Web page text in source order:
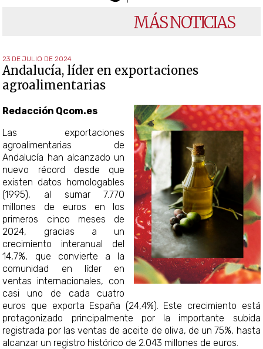
MÁS NOTICIAS
23 DE JULIO DE 2024
Andalucía, líder en exportaciones
agroalimentarias
Redacción Qcom.es
Las exportaciones
agroalimentarias de
Andalucía han alcanzado un
nuevo récord desde que
existen datos homologables
(1995), al sumar 7.770
millones de euros en los
primeros cinco meses de
2024, gracias a un
crecimiento interanual del
14,7%, que convierte a la
comunidad en líder en
ventas internacionales, con
casi uno de cada cuatro
euros que exporta España (24,4%). Este crecimiento est
protagonizado principalmente por la importante subida
registrada por las ventas de aceite de oliva, de un 75%, hasta
alcanzar un registro histórico de 2.043 millones de euros.